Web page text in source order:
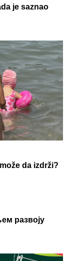
je saznao
da izdrži?
развоју